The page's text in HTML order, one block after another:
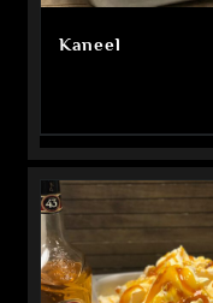
Kaneel